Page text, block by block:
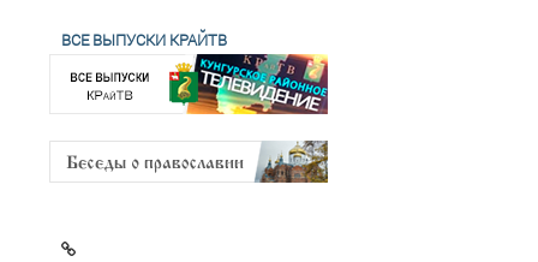
ВСЕ ВЫПУСКИ КРАЙТВ